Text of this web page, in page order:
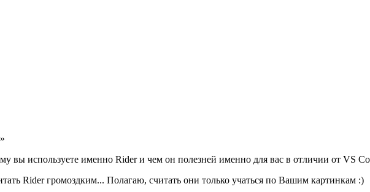
вы используете именно Rider и чем он полезней именно для вас в отличии от VS
Rider громоздким... Полагаю, считать они только учаться по Вашим картинкам :)